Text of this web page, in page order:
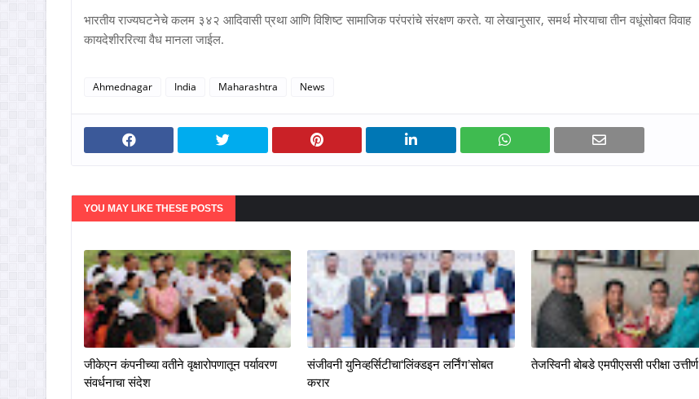
भारतीय राज्यघटनेचे कलम ३४२ आदिवासी प्रथा आणि विशिष्ट सामाजिक परंपरांचे संरक्षण करते. या लेखानुसार, समर्थ मोरयाचा तीन वधूंसोबत विवाह
कायदेशीररित्या वैध मानला जाईल.
Ahmednagar India Maharashtra News
YOU MAY LIKE THESE POSTS
जीकेएन कंपनीच्या वतीने वृक्षारोपणातून पर्यावरण
संवर्धनाचा संदेश
संजीवनी युनिव्हर्सिटीचा‘लिंक्डइन लर्निंग’सोबत
करार
तेजस्विनी बोबडे एमपीएससी परीक्षा उत्तीर्ण